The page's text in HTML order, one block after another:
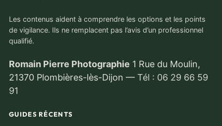
Les contenus aident à comprendre les options et les points
de vigilance. Ils ne remplacent pas l’avis d’un professionnel
qualifié.
Romain Pierre Photographie 1 Rue du Moulin,
21370 Plombières-lès-Dijon — Tél : 06 29 66 59
91
GUIDES RÉCENTS